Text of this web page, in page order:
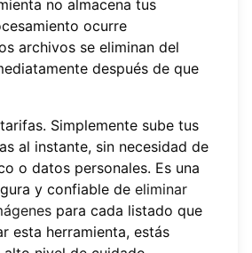
no almacena tus
ocurre
archivos se eliminan del
después de que
Simplemente sube tus
al instante, sin necesidad de
o datos personales. Es una
y confiable de eliminar
para cada listado que
esta herramienta, estás